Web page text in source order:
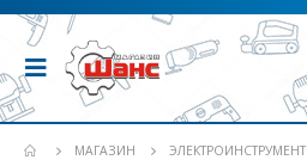
МАГАЗИН ЭЛЕКТРОИНСТРУМЕНТ